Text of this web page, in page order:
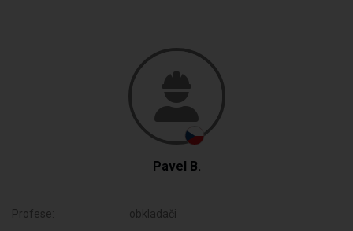
Pavel B.
Profese: obkladači